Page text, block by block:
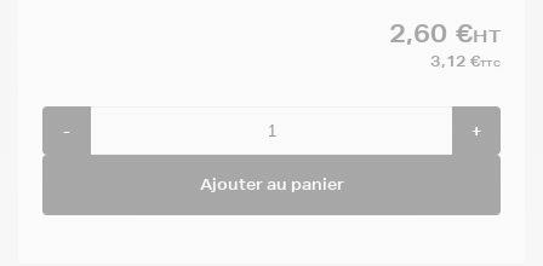
2,60 €HT
3,12 €TTC
- +
Ajouter au panier